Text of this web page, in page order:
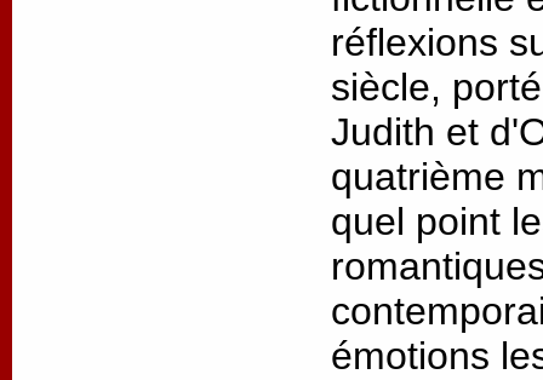
réflexions
siècle,
Judith et
quatrième
quel point
émotions